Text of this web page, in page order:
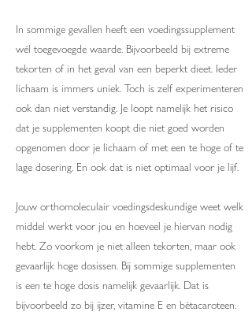
In sommige gevallen heeft een voedingssupplement
wél toegevoegde waarde. Bijvoorbeeld bij extreme
tekorten of in het geval van een beperkt dieet. Ieder
lichaam is immers uniek. Toch is zelf experimenteren
ook dan niet verstandig. Je loopt namelijk het risico
dat je supplementen koopt die niet goed worden
opgenomen door je lichaam of met een te hoge of te
lage dosering. En ook dat is niet optimaal voor je lijf.
Jouw orthomoleculair voedingsdeskundige weet welk
middel werkt voor jou en hoeveel je hiervan nodig
hebt. Zo voorkom je niet alleen tekorten, maar ook
gevaarlijk hoge dosissen. Bij sommige supplementen
is een te hoge dosis namelijk gevaarlijk. Dat is
bijvoorbeeld zo bij ijzer, vitamine E en bètacaroteen.